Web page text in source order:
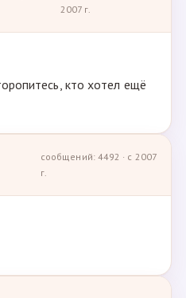
2007 г.
кто хотел ещё
сообщений: 4492 · с 2007
г.